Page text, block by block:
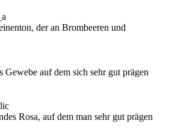
der an Brombeeren und
Gewebe auf dem sich sehr gut prägen
Rosa, auf dem man sehr gut prägen